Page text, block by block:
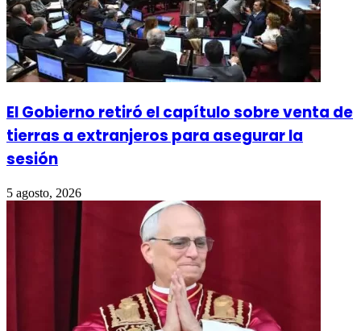
El Gobierno retiró el capítulo sobre venta de
tierras a extranjeros para asegurar la
sesión
5 agosto, 2026